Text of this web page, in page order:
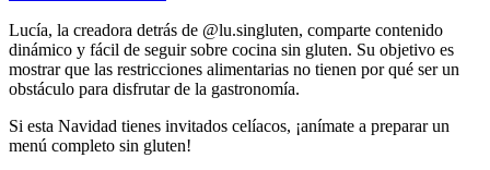
cacao
orgánico
Lucía, la creadora detrás de @lu.singluten, comparte contenido
dinámico y fácil de seguir sobre cocina sin gluten. Su objetivo es
mostrar que las restricciones alimentarias no tienen por qué ser un
obstáculo para disfrutar de la gastronomía.
Si esta Navidad tienes invitados celíacos, ¡anímate a preparar un
menú completo sin gluten!